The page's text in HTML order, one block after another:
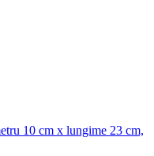
10 cm x lungime 23 cm,